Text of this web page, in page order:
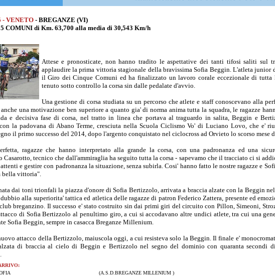
- VENETO - BREGANZE (VI)
COMUNI di Km. 63,700 alla media di 30,543 Km/h
Attese e pronosticate, non hanno tradito le aspettative dei tanti tifosi saliti sul
applaudire la prima vittoria stagionale della bravissima Sofia Beggin. L'atleta junior
il Giro dei Cinque Comuni ed ha finalizzato un lavoro corale eccezionale di tutta
tenuto sotto controllo la corsa sin dalle pedalate d'avvio.
Una gestione di corsa studiata su un percorso che atlete e staff conoscevano alla
una motivazione ben superiore a quanto gia' di norma anima tutta la squadra, le ragazze
e decisiva fase di corsa, nel tratto in linea che portava al traguardo in salita, Beggin e
la padovana di Abano Terme, cresciuta nella Scuola Ciclismo Vo' di Luciano Lovo, che e'
il primo successo del 2014, dopo l'argento conquistato nel ciclocross ad Orvieto lo scorso mese
ragazze che hanno interpretato alla grande la corsa, con una padronanza ed una
Casarotto, tecnico che dall'ammiraglia ha seguito tutta la corsa - sapevamo che il tracciato ci si
e gestire con padronanza la situazione, senza subirla. Cosi' hanno fatto le nostre ragazze e
bella vittoria".
dai toni trionfali la piazza d'onore di Sofia Bertizzolo, arrivata a braccia alzate con la Beggin
alla superiorita' tattica ed atletica delle ragazze di patron Federico Zattera, presente ed
breganzino. Il successo e' stato costruito sin dai primi giri del circuito con Pillon, Simeoni,
di Sofia Bertizzolo al penultimo giro, a cui si accodavano altre undici atlete, tra cui una
Sofia Beggin, sempre in casacca Breganze Millenium.
attacco della Bertizzolo, maiuscola oggi, a cui resisteva solo la Beggin. Il finale e'
di braccia al cielo di Beggin e Bertizzolo nel segno del dominio con quaranta secondi
(A.S.D.BREGANZE MILLENIUM )